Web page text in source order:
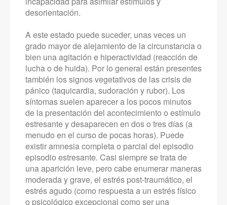
desorientación.
A este estado puede suceder, unas veces un
grado mayor de alejamiento de la circunstancia o
bien una agitación e hiperactividad (reacción de
lucha o de huida). Por lo general están presentes
también los signos vegetativos de las crisis de
pánico (taquicardia, sudoración y rubor). Los
síntomas suelen aparecer a los pocos minutos
de la presentación del acontecimiento o estímulo
estresante y desaparecen en dos o tres días (a
menudo en el curso de pocas horas). Puede
existir amnesia completa o parcial del episodio
episodio estresante. Casi siempre se trata de
una aparición leve, pero cabe enumerar maneras
moderada y grave, el estrés post-traumático, el
estrés agudo (como respuesta a un estrés físico
o psicológico excepcional como ser una